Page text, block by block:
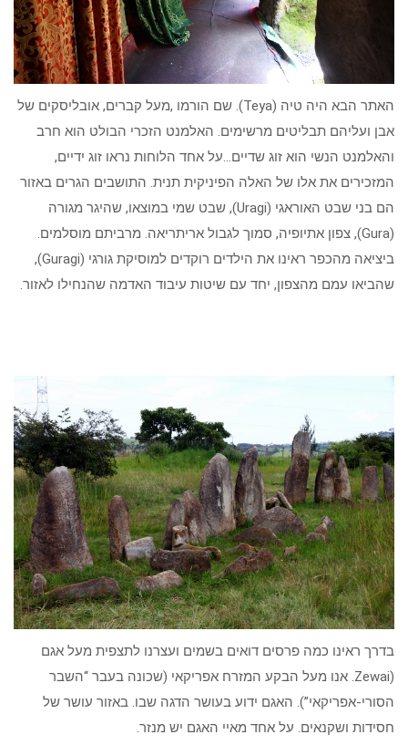
האתר הבא היה טיה (Teya). שם הורמו ,מעל קברים, אובליסקים של
אבן ועליהם תבליטים מרשימים. האלמנט הזכרי הבולט הוא חרב
והאלמנט הנשי הוא זוג שדיים…על אחד הלוחות נראו זוג ידיים,
המזכירים את אלו של האלה הפיניקית תנית. התושבים הגרים באזור
הם בני שבט האוראגי (Uragi), שבט שמי במוצאו, שהיגר מגורה
(Gura), צפון אתיופיה, סמוך לגבול אריתריאה. מרביתם מוסלמים.
ביציאה מהכפר ראינו את הילדים רוקדים למוסיקת גורגי (Guragi),
שהביאו עמם מהצפון, יחד עם שיטות עיבוד האדמה שהנחילו לאזור.
בדרך ראינו כמה פרסים דואים בשמים ועצרנו לתצפית מעל אגם
(Zewai. אנו מעל הבקע המזרח אפריקאי (שכונה בעבר “השבר
הסורי-אפריקאי”). האגם ידוע בעושר הדגה שבו. באזור עושר של
חסידות ושקנאים. על אחד מאיי האגם יש מנזר.